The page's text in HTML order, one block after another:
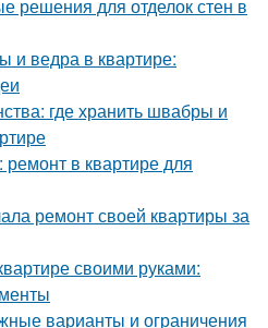
решения для отделок стен в
и ведра в квартире:
где хранить швабры и
в квартире для
ремонт своей квартиры за
своими руками:
варианты и ограничения